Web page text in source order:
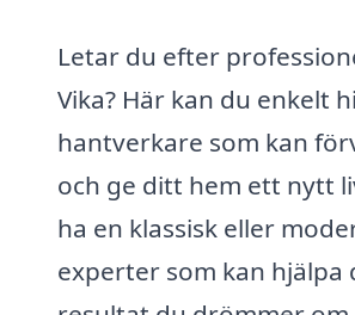
Letar du efter
Vika? Här kan du enkelt
hantverkare som kan
och ge ditt hem ett nytt
ha en klassisk eller
experter som kan hjälpa